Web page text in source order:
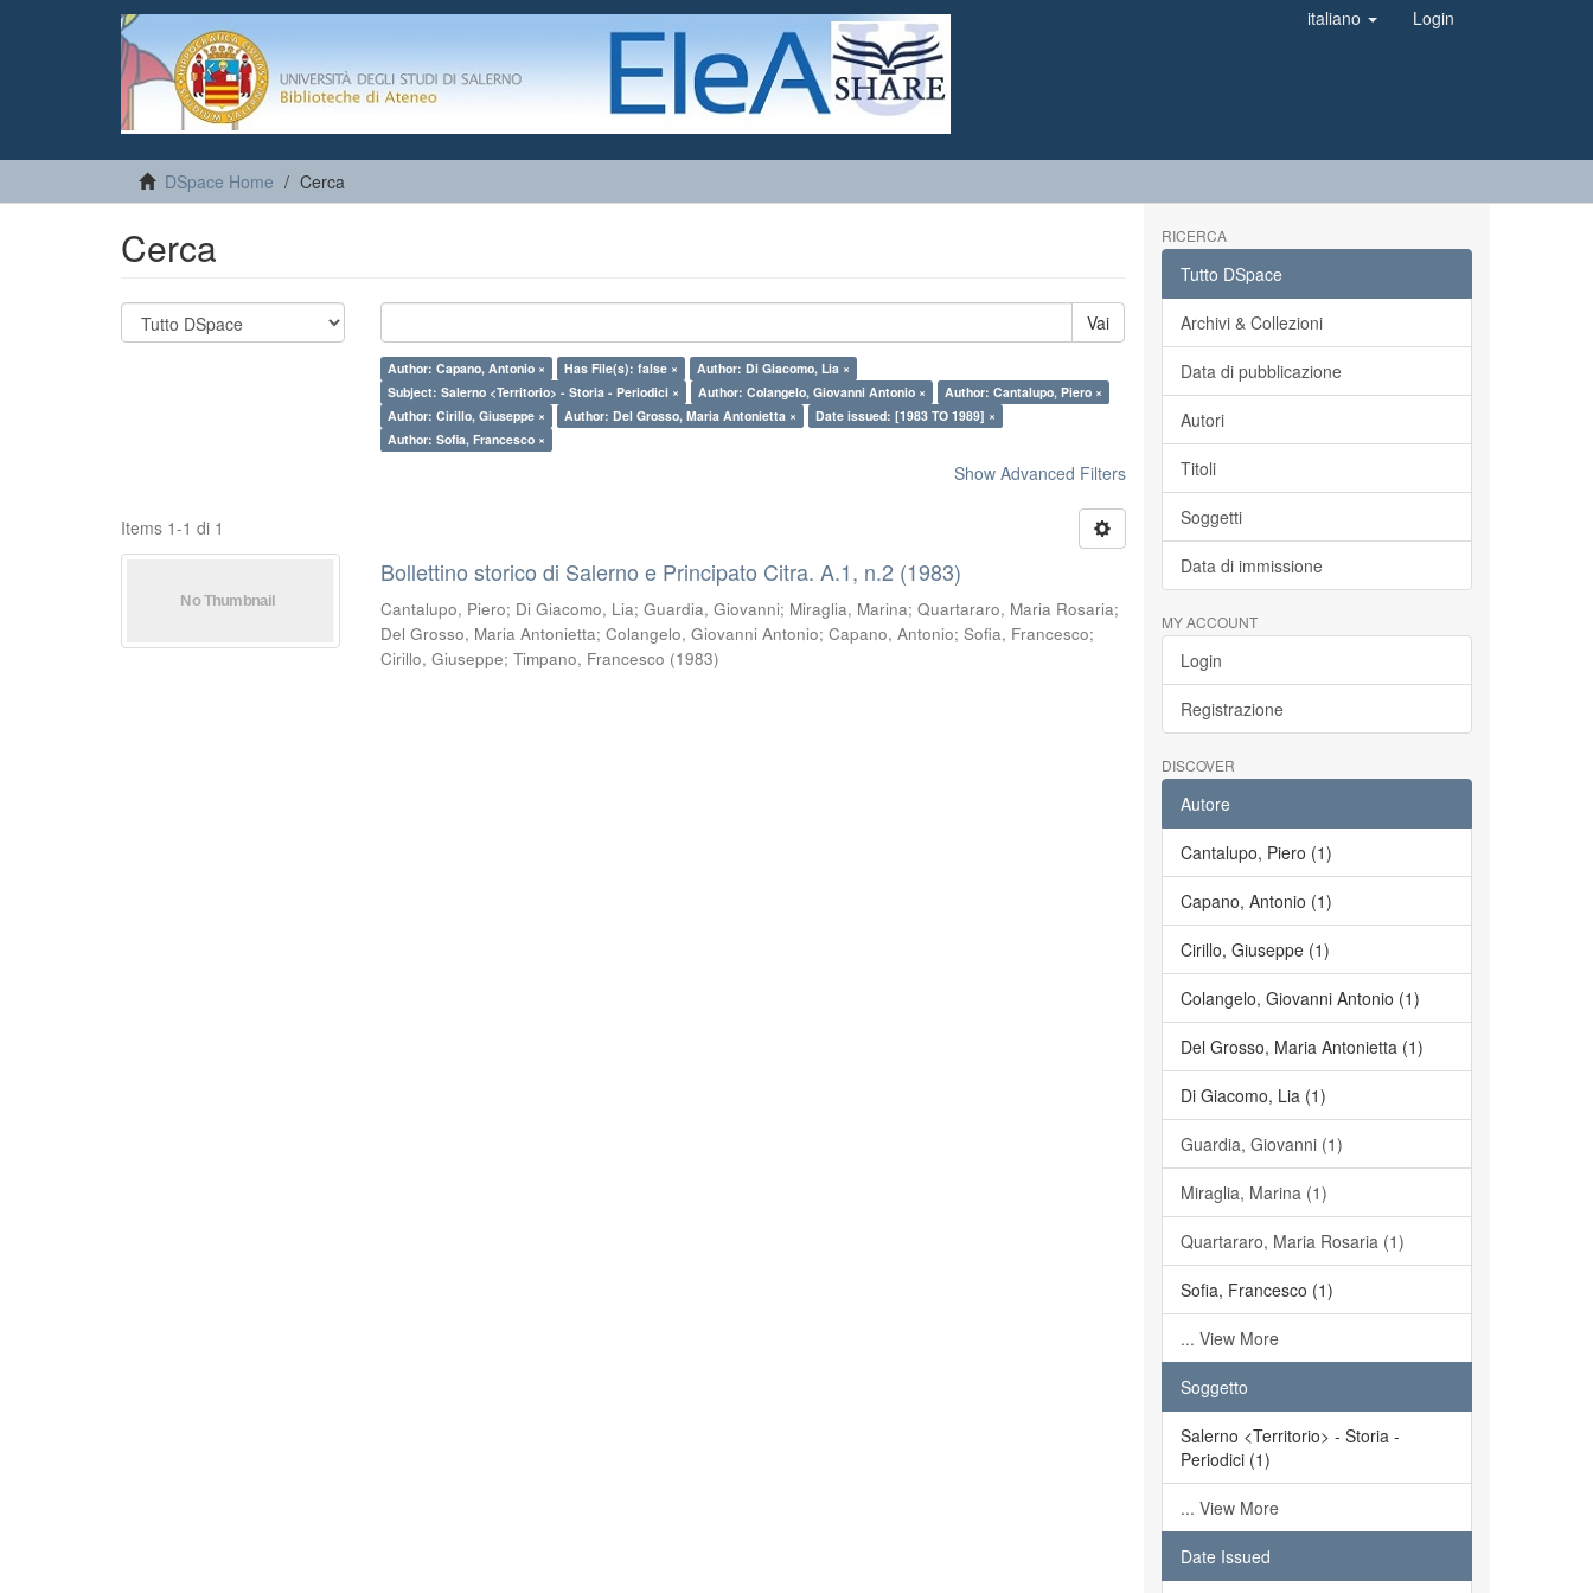
italiano Login
DSpace Home Cerca
Cerca
Vai
Author: Capano, Antonio × Has File(s): false ×
Author: Di Giacomo, Lia ×
Subject: Salerno <Territorio> - Storia - Periodici ×
Author: Colangelo, Giovanni Antonio ×
Author: Cantalupo, Piero ×
Author: Cirillo, Giuseppe ×
Author: Del Grosso, Maria Antonietta ×
Date issued: [1983 TO 1989] ×
Author: Sofia, Francesco ×
Show Advanced Filters
Items 1-1 di 1
Bollettino storico di Salerno e Principato Citra. A.1, n.2 (1983)
Cantalupo, Piero; Di Giacomo, Lia;Guardia, Giovanni; Miraglia, Marina;Quartararo, Maria Rosaria;
Del Grosso, Maria Antonietta;Colangelo, Giovanni Antonio;Capano, Antonio;Sofia, Francesco;
Cirillo, Giuseppe;Timpano, Francesco (1983)
RICERCA
Tutto DSpace
Archivi & Collezioni
Data di pubblicazione
Autori
Titoli
Soggetti
Data di immissione
MY ACCOUNT
Login
Registrazione
DISCOVER
Autore
Cantalupo, Piero (1)
Capano, Antonio (1)
Cirillo, Giuseppe (1)
Colangelo, Giovanni Antonio (1)
Del Grosso, Maria Antonietta (1)
Di Giacomo, Lia (1)
Guardia, Giovanni (1)
Miraglia, Marina (1)
Quartararo, Maria Rosaria (1)
Sofia, Francesco (1)
... View More
Soggetto
Salerno <Territorio> - Storia -
Periodici (1)
... View More
Date Issued